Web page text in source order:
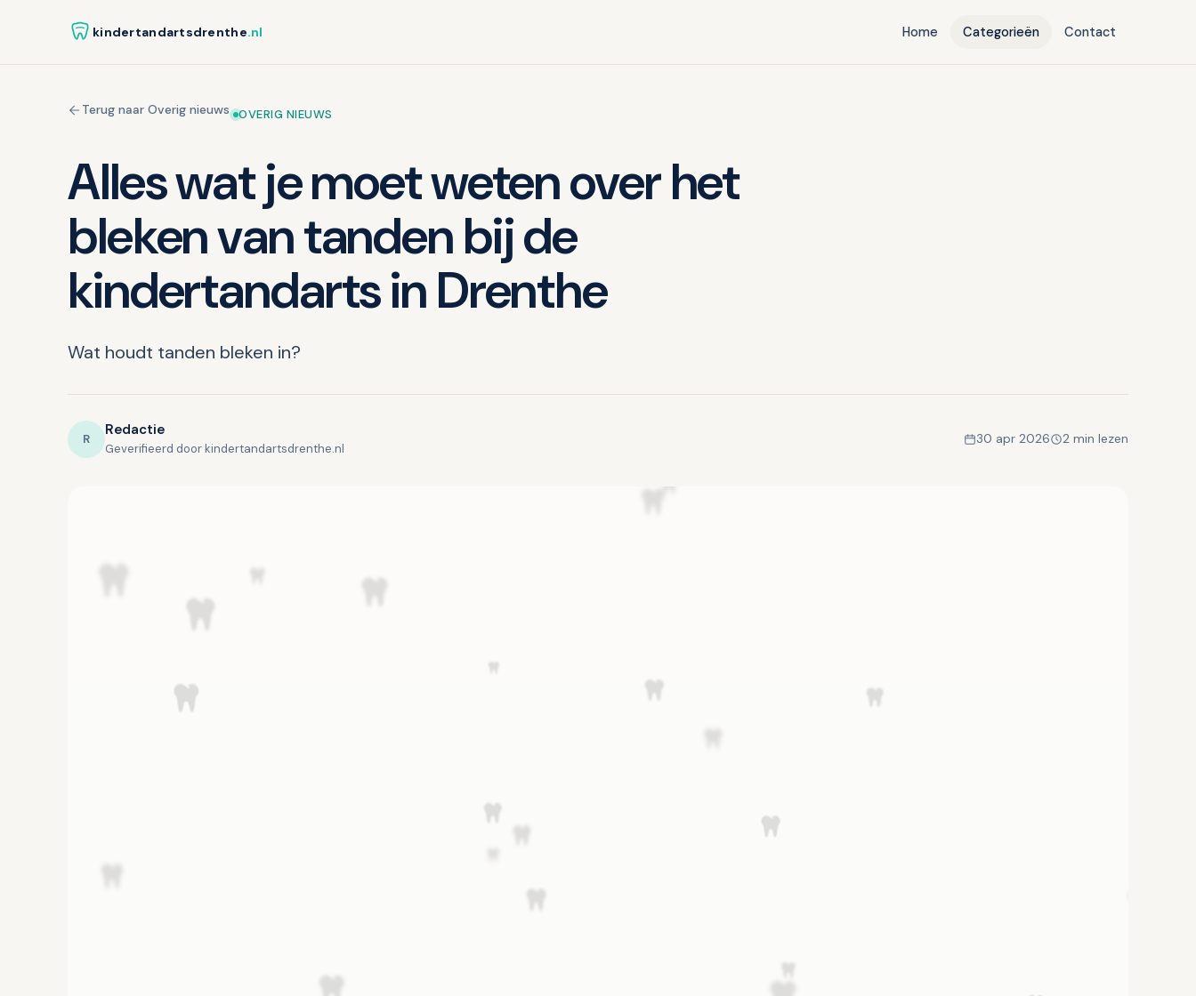
kindertandartsdrenthe.nl Home Categorieën Contact
Terug naar Overig nieuws OVERIG NIEUWS
Alles wat je moet weten over het
bleken van tanden bij de
kindertandarts in Drenthe
Wat houdt tanden bleken in?
R Redactie
Geverifieerd door kindertandartsdrenthe.nl
30 apr 2026 2 min lezen